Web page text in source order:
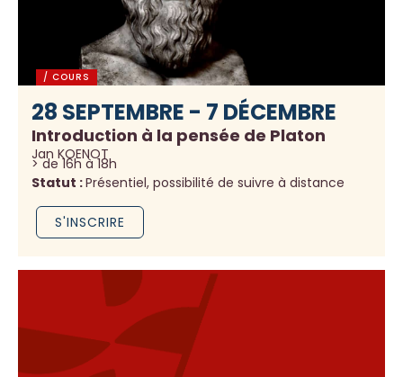
/ COURS
28 SEPTEMBRE - 7 DÉCEMBRE
Introduction à la pensée de Platon
Jan KOENOT
> de 16h à 18h
Statut :Présentiel, possibilité de suivre à distance
S'INSCRIRE